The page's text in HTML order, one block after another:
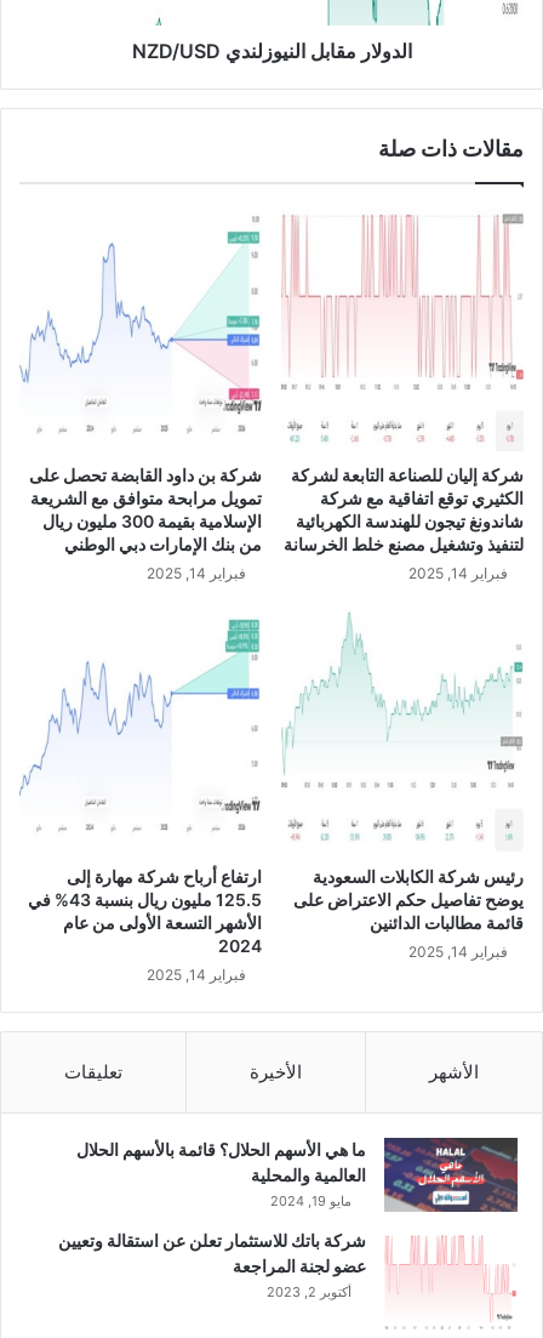
م
4
ل
ن
ل
س
ع
و
ل
ا
ل
ا
ل
أ
ن
2
0
2
3
م
ل
و
ن
N
U
S
D
الدولار مقابل النيوزلندي NZD/USD
مقالات ذات صلة
شركة إليان للصناعة التابعة لشركة
الكثيري توقع اتفاقية مع شركة
شاندونغ تيجون للهندسة الكهربائية
لتنفيذ وتشغيل مصنع خلط الخرسانة
فبراير 14, 2025
شركة بن داود القابضة تحصل على
تمويل مرابحة متوافق مع الشريعة
الإسلامية بقيمة 300 مليون ريال
من بنك الإمارات دبي الوطني
فبراير 14, 2025
رئيس شركة الكابلات السعودية
يوضح تفاصيل حكم الاعتراض على
قائمة مطالبات الدائنين
فبراير 14, 2025
ارتفاع أرباح شركة مهارة إلى
125.5 مليون ريال بنسبة 43% في
الأشهر التسعة الأولى من عام
2024
فبراير 14, 2025
الأشهر الأخيرة تعليقات
ما هي الأسهم الحلال؟ قائمة بالأسهم الحلال
العالمية والمحلية
مايو 19, 2024
شركة باتك للاستثمار تعلن عن استقالة وتعيين
عضو لجنة المراجعة
أكتوبر 2, 2023